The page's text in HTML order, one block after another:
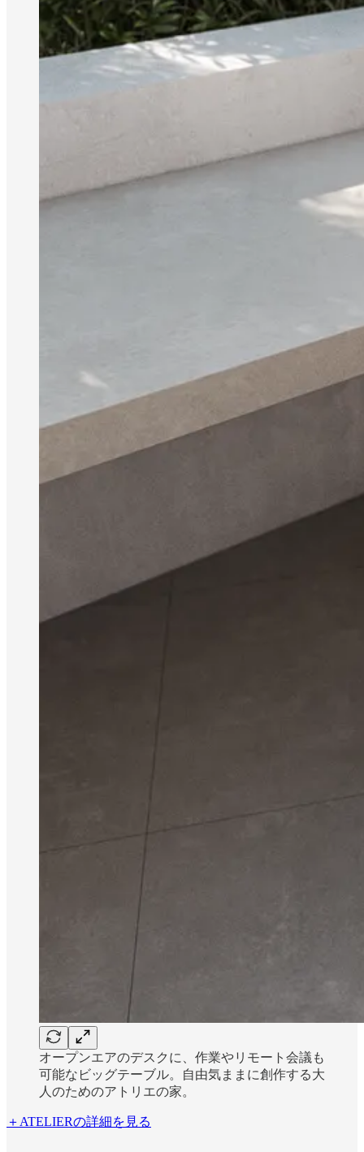
オープンエアのデスクに、作業やリモート会議も
可能なビッグテーブル。自由気ままに創作する大
人のためのアトリエの家。
＋ATELIERの詳細を見る